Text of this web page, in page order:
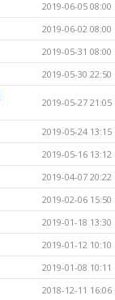
2019-06-05 08:00
2019-06-02 08:00
2019-05-31 08:00
2019-05-30 22:50
2019-05-27 21:05
2019-05-24 13:15
2019-05-16 13:12
2019-04-07 20:22
2019-02-06 15:50
2019-01-18 13:30
2019-01-12 10:10
2019-01-08 10:11
2018-12-11 16:06